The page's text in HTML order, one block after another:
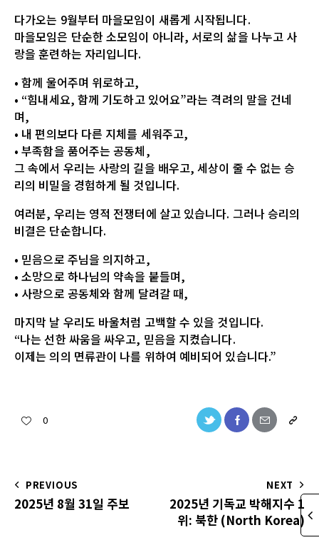
다가오는 9월부터 마을모임이 새롭게 시작됩니다.
마을모임은 단순한 소모임이 아니라, 서로의 삶을 나누고 사
랑을 훈련하는 자리입니다.
• 함께 울어주며 위로하고,
• “힘내세요, 함께 기도하고 있어요”라는 격려의 말을 건네
며,
• 내 편의보다 다른 지체를 세워주고,
• 부족함을 품어주는 공동체,
그 속에서 우리는 사랑의 길을 배우고, 세상이 줄 수 없는 승
리의 비밀을 경험하게 될 것입니다.
여러분, 우리는 영적 전쟁터에 살고 있습니다. 그러나 승리의
비결은 단순합니다.
• 믿음으로 주님을 의지하고,
• 소망으로 하나님의 약속을 붙들며,
• 사랑으로 공동체와 함께 달려갈 때,
마지막 날 우리도 바울처럼 고백할 수 있을 것입니다.
“나는 선한 싸움을 싸우고, 믿음을 지켰습니다.
이제는 의의 면류관이 나를 위하여 예비되어 있습니다.”
0
PREVIOUS
2025년 8월 31일 주보
NEXT
2025년 기독교 박해지수 1
위: 북한 (North Korea)